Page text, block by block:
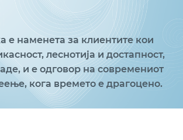
е наменета за клиентите кои
леснотија и достапност,
и е одговор на современиот
кога времето е драгоцено.